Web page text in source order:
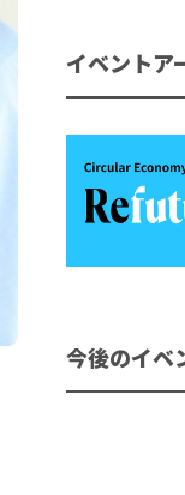
イベントア
今後のイベ